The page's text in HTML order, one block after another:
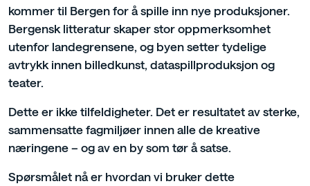
kommer til Bergen for å spille inn nye produksjoner.
Bergensk litteratur skaper stor oppmerksomhet
utenfor landegrensene, og byen setter tydelige
avtrykk innen billedkunst, dataspillproduksjon og
teater.
Dette er ikke tilfeldigheter. Det er resultatet av sterke,
sammensatte fagmiljøer innen alle de kreative
næringene – og av en by som tør å satse.
Spørsmålet nå er hvordan vi bruker dette